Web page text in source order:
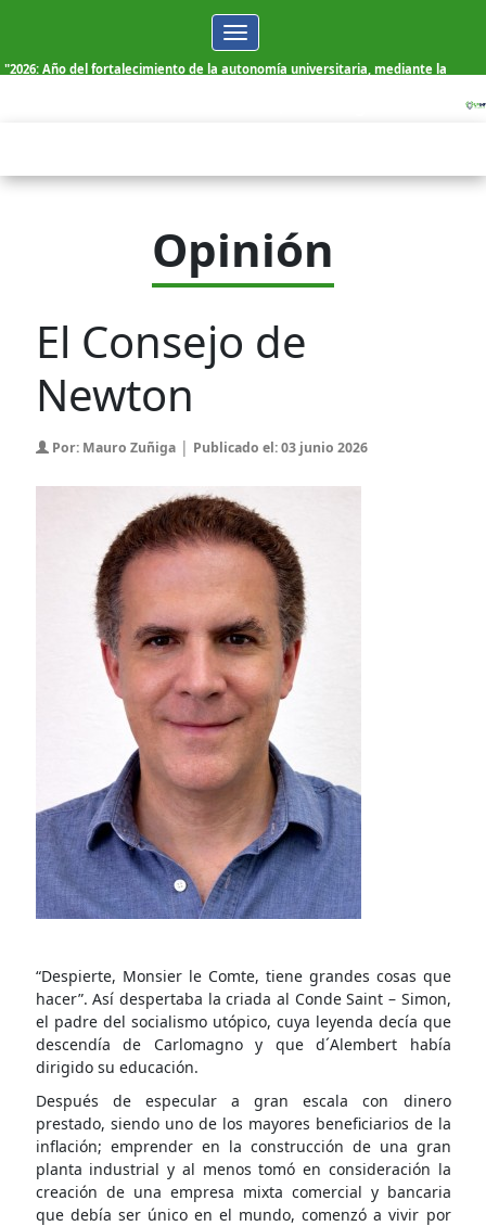
Toggle
navigation
"2026: Año del fortalecimiento de la autonomía universitaria, mediante la
Viernes, 07 de Agosto de 2026
Opinión
El Consejo de
Newton
Por: Mauro Zuñiga| Publicado el: 03 junio 2026
“Despierte, Monsier le Comte, tiene grandes cosas que
hacer”. Así despertaba la criada al Conde Saint – Simon,
el padre del socialismo utópico, cuya leyenda decía que
descendía de Carlomagno y que d´Alembert había
dirigido su educación.
Después de especular a gran escala con dinero
prestado, siendo uno de los mayores beneficiarios de la
inflación; emprender en la construcción de una gran
planta industrial y al menos tomó en consideración la
creación de una empresa mixta comercial y bancaria
que debía ser único en el mundo, comenzó a vivir por